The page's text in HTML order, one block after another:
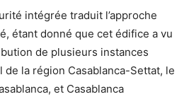
intégrée traduit l’approche
étant donné que cet édifice a vu
de plusieurs instances
la région Casablanca-Settat, le
et Casablanca